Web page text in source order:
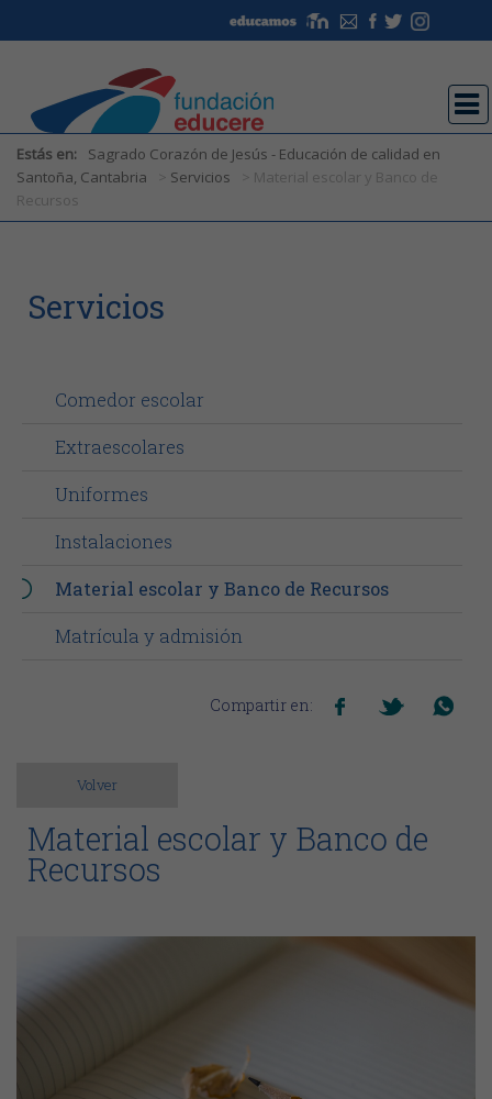
Estás en:
Sagrado Corazón de Jesús - Educación de calidad en
Santoña, Cantabria
> Servicios
> Material escolar y Banco de
Recursos
Material escolar y Banco de
Recursos
Servicios
Comedor escolar
Extraescolares
Uniformes
Instalaciones
Material escolar y Banco de Recursos
Matrícula y admisión
Compartir en:
Volver